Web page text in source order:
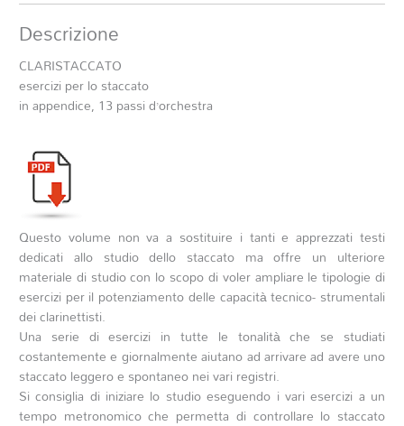
Descrizione
CLARISTACCATO
esercizi per lo staccato
in appendice, 13 passi d’orchestra
Questo volume non va a sostituire i tanti e apprezzati testi
dedicati allo studio dello staccato ma offre un ulteriore
materiale di studio con lo scopo di voler ampliare le tipologie di
esercizi per il potenziamento delle capacità tecnico- strumentali
dei clarinettisti.
Una serie di esercizi in tutte le tonalità che se studiati
costantemente e giornalmente aiutano ad arrivare ad avere uno
staccato leggero e spontaneo nei vari registri.
Si consiglia di iniziare lo studio eseguendo i vari esercizi a un
tempo metronomico che permetta di controllare lo staccato